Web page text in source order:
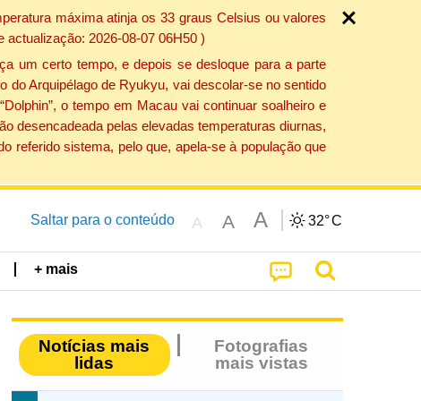
máxima atinja os 33 graus Celsius ou valores
2026-08-07 06H50 )
um certo tempo, e depois se desloque para a parte
do Arquipélago de Ryukyu, vai descolar-se no sentido
o tempo em Macau vai continuar soalheiro e
desencadeada pelas elevadas temperaturas diurnas,
referido sistema, pelo que, apela-se à população que
Saltar para o conteúdo A A A 32°C
+ mais
Notícias mais
lidas
Fotografias
mais vistas